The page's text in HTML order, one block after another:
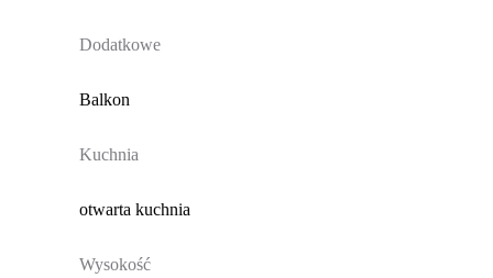
Dodatkowe
Balkon
Kuchnia
otwarta kuchnia
Wysokość